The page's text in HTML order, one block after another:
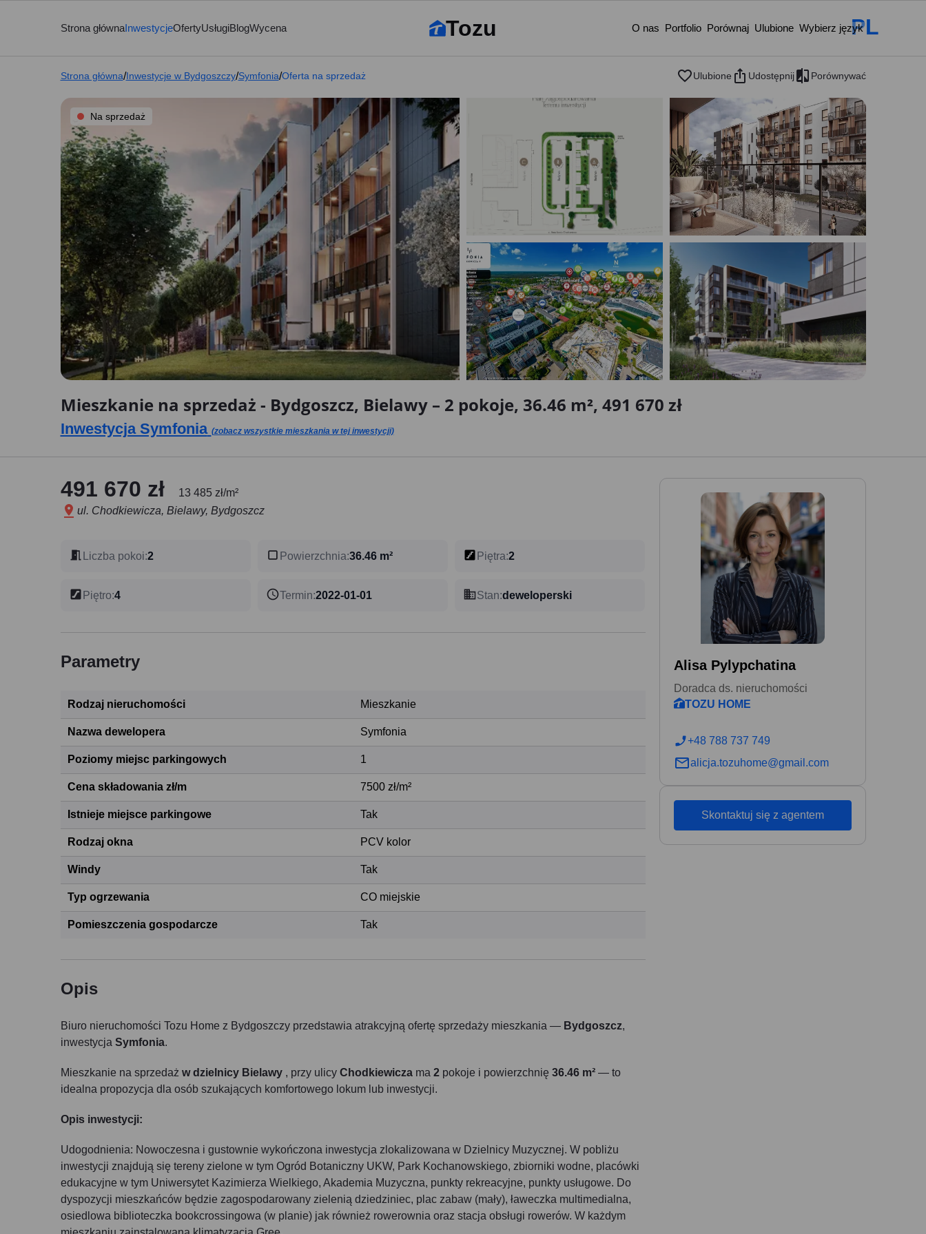
Strona głównaInwestycjeOfertyUsługiBlogWycena Tozu O nas Portfolio Porównaj Ulubione Wybierz językPL
Strona główna/Inwestycje w Bydgoszczy/Symfonia/Oferta na sprzedaż Ulubione Udostępnij Porównywać
Na sprzedaż
Mieszkanie na sprzedaż - Bydgoszcz, Bielawy – 2 pokoje, 36.46 m², 491 670 zł
Inwestycja Symfonia (zobacz wszystkie mieszkania w tej inwestycji)
491 670 zł
13 485 zł/m²
ul. Chodkiewicza, Bielawy, Bydgoszcz
Liczba pokoi:2 Powierzchnia:36.46 m² Piętra:2
Piętro:4 Termin:2022-01-01 Stan:deweloperski
Parametry
Rodzaj nieruchomości Mieszkanie
Nazwa dewelopera Symfonia
Poziomy miejsc parkingowych 1
Cena składowania zł/m 7500 zł/m²
Istnieje miejsce parkingowe Tak
Rodzaj okna PCV kolor
Windy Tak
Typ ogrzewania CO miejskie
Pomieszczenia gospodarcze Tak
Opis
Biuro nieruchomości Tozu Home z Bydgoszczy przedstawia atrakcyjną ofertę sprzedaży mieszkania — Bydgoszcz,
inwestycja Symfonia.
Mieszkanie na sprzedaż w dzielnicy Bielawy , przy ulicy Chodkiewiczama 2pokoje i powierzchnię 36.46 m²— to
idealna propozycja dla osób szukających komfortowego lokum lub inwestycji.
Opis inwestycji:
Udogodnienia: Nowoczesna i gustownie wykończona inwestycja zlokalizowana w Dzielnicy Muzycznej. W pobliżu
inwestycji znajdują się tereny zielone w tym Ogród Botaniczny UKW, Park Kochanowskiego, zbiorniki wodne, placówki
edukacyjne w tym Uniwersytet Kazimierza Wielkiego, Akademia Muzyczna, punkty rekreacyjne, punkty usługowe. Do
dyspozycji mieszkańców będzie zagospodarowany zielenią dziedziniec, plac zabaw (mały), ławeczka multimedialna,
osiedlowa biblioteczka bookcrossingowa (w planie) jak również rowerownia oraz stacja obsługi rowerów. W każdym
Alisa Pylypchatina
Doradca ds. nieruchomości
TOZU HOME
+48 788 737 749
alicja.tozuhome@gmail.com
Skontaktuj się z agentem